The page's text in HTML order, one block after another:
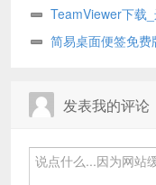
TeamViewer下载
简易桌面便签免
发表我的评论